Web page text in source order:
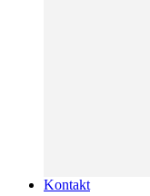
Kontakt